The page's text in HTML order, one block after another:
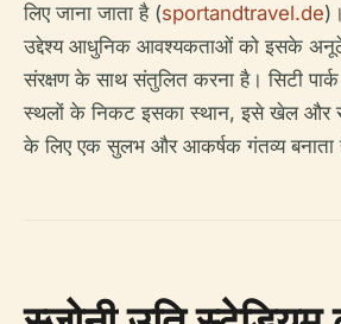
लिए जाना जाता है (sportandtravel.de
उद्देश्य आधुनिक आवश्यकताओं को इसके अनूठे
संरक्षण के साथ संतुलित करना है। सिटी
स्थलों के निकट इसका स्थान, इसे खेल और
के लिए एक सुलभ और आकर्षक गंतव्य बनाता